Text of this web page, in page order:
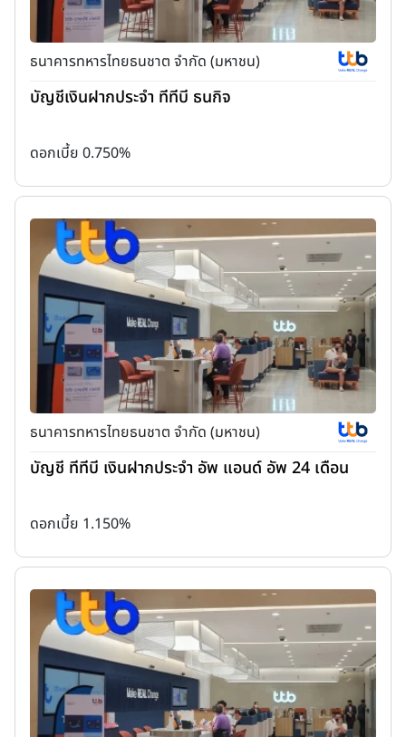
ธนาคารทหารไทยธนชาต จำกัด (มหาชน)
บัญชีเงินฝากประจำ ทีทีบี ธนกิจ
ดอกเบี้ย 0.750%
ธนาคารทหารไทยธนชาต จำกัด (มหาชน)
บัญชี ทีทีบี เงินฝากประจำ อัพ แอนด์ อัพ 24 เดือน
ดอกเบี้ย 1.150%